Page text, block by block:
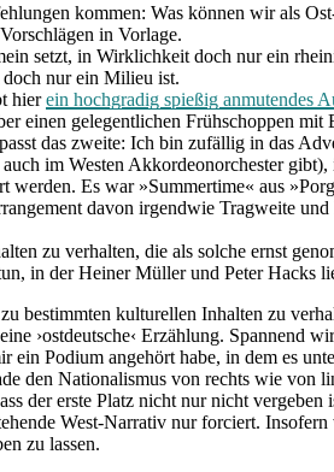
kommen: Was können wir als
in Vorlage.
setzt, in Wirklichkeit doch nur ein
doch nur ein Milieu ist.
hierein hochgradig spießig anmutendes
einen gelegentlichen Frühschoppen mit
das zweite: Ich bin zufällig in das
im Westen Akkordeonorchester
werden. Es war »Summertime« aus
davon irgendwie Tragweite und
zu verhalten, die als solche ernst
in der Heiner Müller und Peter Hacks
bestimmten kulturellen Inhalten zu
›ostdeutsche‹ Erzählung. Spannend
Podium angehört habe, in dem es
den Nationalismus von rechts wie von
der erste Platz nicht nur nicht vergeben
West-Narrativ nur forciert.
zu lassen.